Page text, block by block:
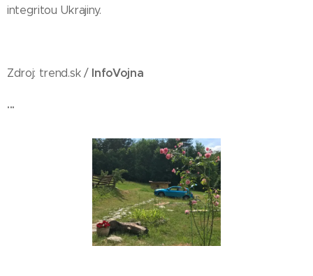
integritou Ukrajiny.
Zdroj: trend.sk / InfoVojna
...